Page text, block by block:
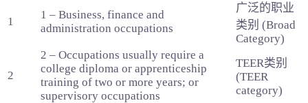
1
1 – Business, finance and
administration occupations
广泛的职业
类别 (Broad
Category)
2
2 – Occupations usually require a
college diploma or apprenticeship
training of two or more years; or
supervisory occupations
TEER类别
(TEER
category)